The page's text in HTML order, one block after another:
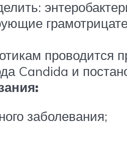
Candida и
заболевания;